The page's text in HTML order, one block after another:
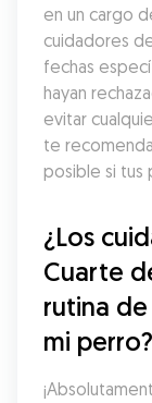
en un cargo
cuidadores
fechas
hayan
evitar
te
posible si tus
¿Los
Cuarte
rutina
mi perro?